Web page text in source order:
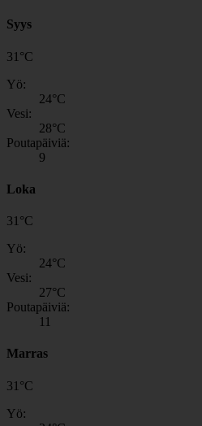
Syys
31 °C
Yö:
24°C
Vesi:
28°C
Poutapäiviä:
9
Loka
31 °C
Yö:
24°C
Vesi:
27°C
Poutapäiviä:
11
Marras
31 °C
Yö: